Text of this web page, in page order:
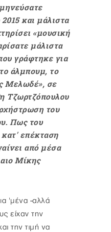
και μάλιστα
«μουσική
μάλιστα
γράφτηκε για
άλμπουμ, το
Μελωδέ», σε
Τζωρτζόπουλου
του
Πως του
επέκταση
από μέσα
Μίκης
'μένα -αλλά
είχαν την
την τιμή να